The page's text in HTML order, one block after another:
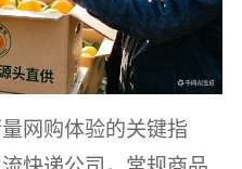
网购体验的关键指